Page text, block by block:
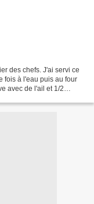
des chefs. J'ai servi ce
fois à l'eau puis au four
avec de l'ail et 1/2